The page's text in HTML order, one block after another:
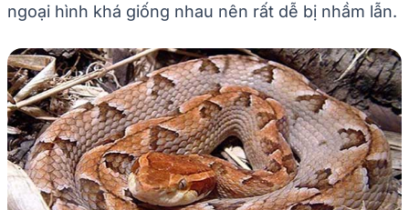
ngoại hình khá giống nhau nên rất dễ bị nhầm lẫn.